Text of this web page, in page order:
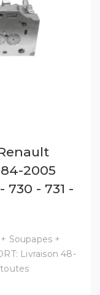
2005
730 - 731 -
Soupapes +
Livraison 48-